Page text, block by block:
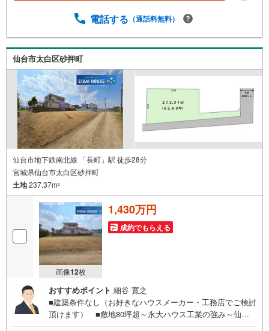
タッフが丁寧な対応と説明でサポート致します。●○●○●○●
電話する （通話料無料）
仙台市太白区砂押町
仙台市地下鉄南北線 「長町」駅 徒歩28分
宮城県仙台市太白区砂押町
土地237.37m2
画像12枚
1,430万円
成約でもらえる
おすすめポイント 細谷 寛之
■建築条件なし（お好きなハウスメーカー・工務店でご検討
頂けます） ■敷地80坪超～永大ハウス工業の強み～仙台